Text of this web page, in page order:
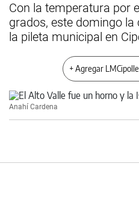
Con la temperatura por
grados, este domingo
la pileta municipal en
+ Agregar
Anahí Cardena